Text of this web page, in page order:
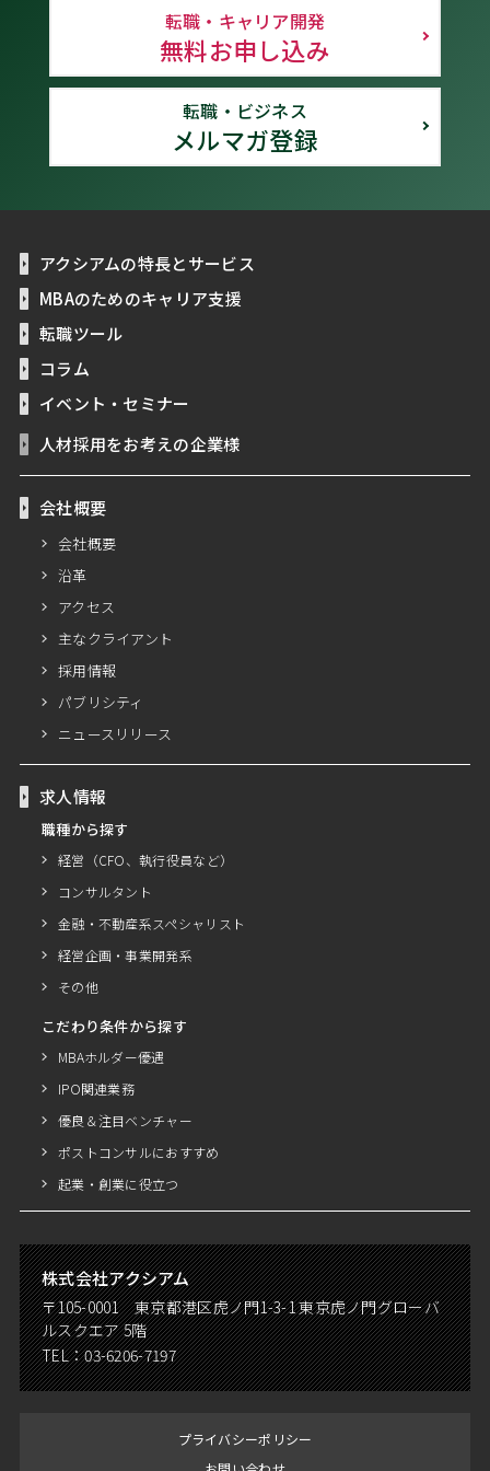
転職・キャリア開発
無料お申し込み
転職・ビジネス
メルマガ登録
アクシアムの特長とサービス
MBAのためのキャリア支援
転職ツール
コラム
イベント・セミナー
人材採用をお考えの企業様
会社概要
会社概要
沿革
アクセス
主なクライアント
採用情報
パブリシティ
ニュースリリース
求人情報
職種から探す
経営（CFO、執行役員など）
コンサルタント
金融・不動産系スペシャリスト
経営企画・事業開発系
その他
こだわり条件から探す
MBAホルダー優遇
IPO関連業務
優良＆注目ベンチャー
ポストコンサルにおすすめ
起業・創業に役立つ
株式会社アクシアム
〒105-0001 東京都港区虎ノ門1-3-1 東京虎ノ門グローバ
ルスクエア 5階
TEL：03-6206-7197
プライバシーポリシー